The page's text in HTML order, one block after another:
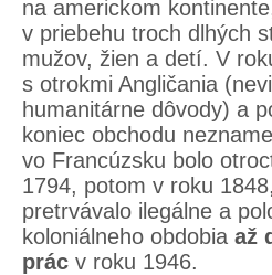
na americkom
v priebehu troch dlhých
mužov, žien a detí. V
s otrokmi Angličania
humanitárne dôvody) a
koniec obchodu
vo Francúzsku bolo
1794, potom v roku
pretrvávalo ilegálne a
koloniálneho obdobia až
prác v roku 1946.